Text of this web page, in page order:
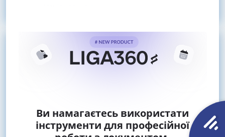
Ви намагаєтесь використати
інструменти для професійної